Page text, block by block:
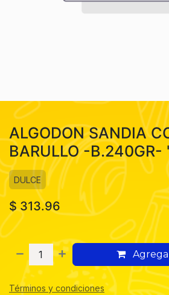
ALGODON SANDIA
BARULLO -
DULCE
$313.96
Términos y condiciones